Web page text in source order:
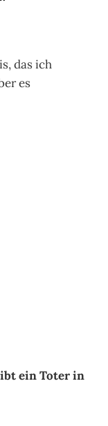
das ich
es
ein Toter in